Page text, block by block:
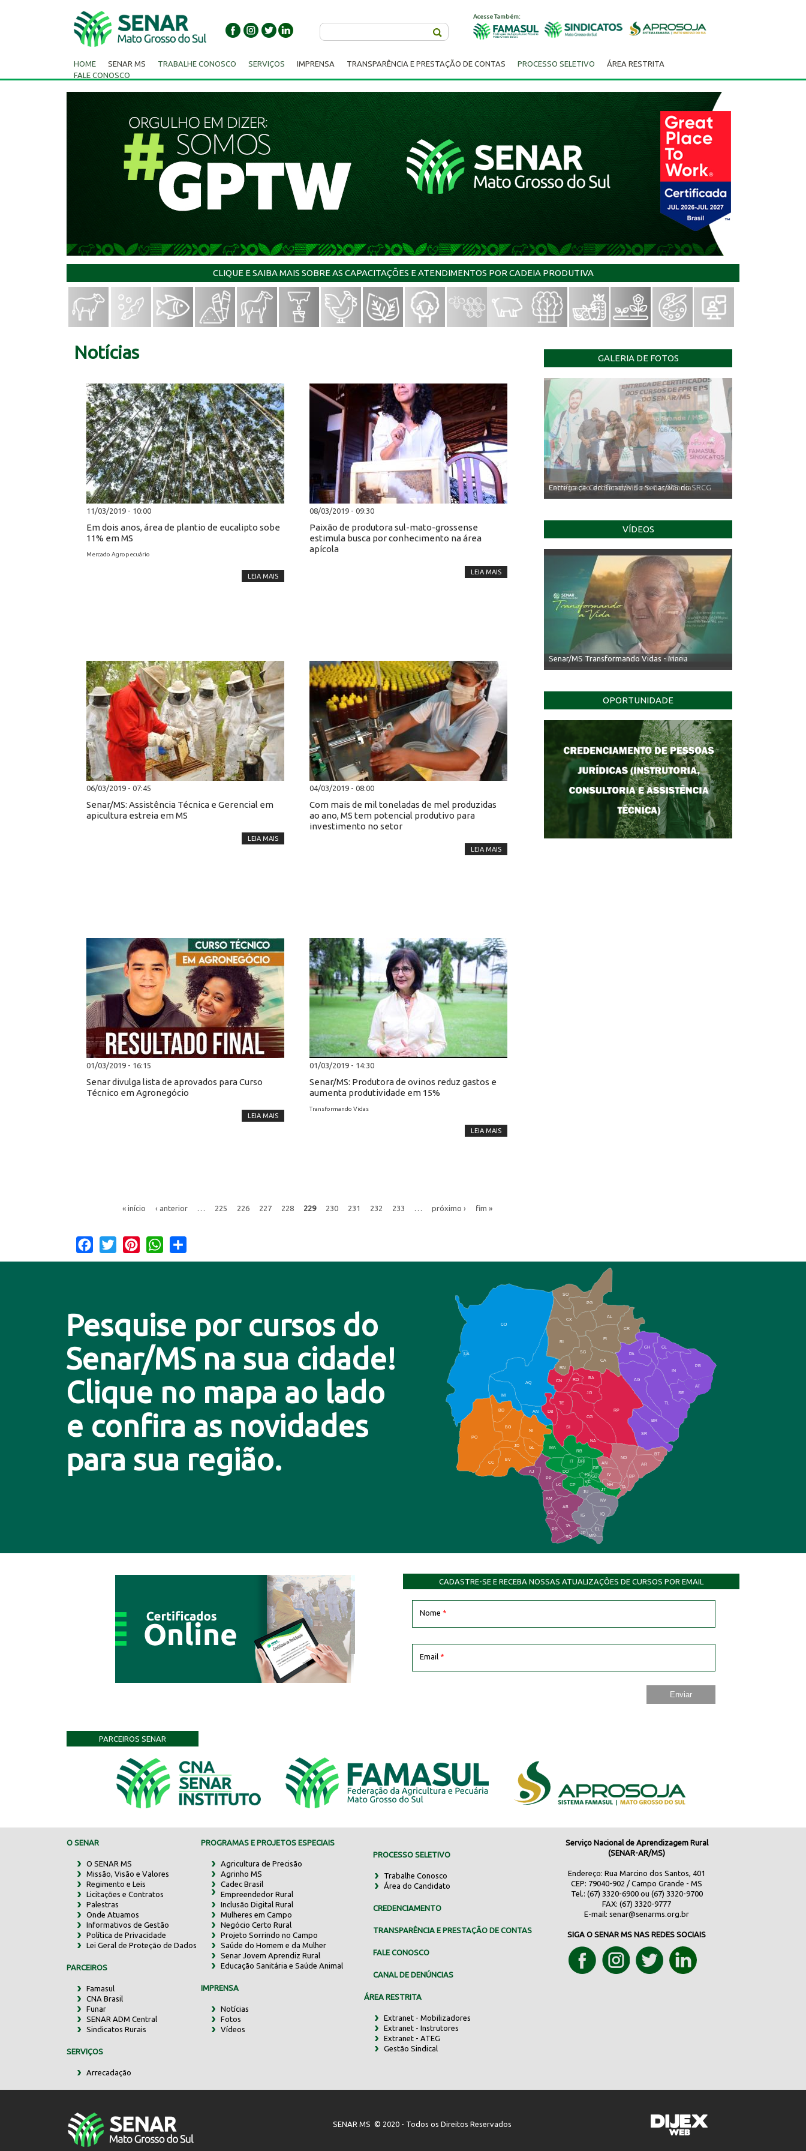
Acesse Também:
HOME SENAR MS TRABALHE CONOSCO SERVIÇOS IMPRENSA TRANSPARÊNCIA E PRESTAÇÃO DE CONTAS PROCESSO SELETIVO
ÁREA RESTRITA
FALE CONOSCO
CLIQUE E SAIBA MAIS SOBRE AS CAPACITAÇÕES E ATENDIMENTOS POR CADEIA PRODUTIVA
GALERIA DE FOTOS
Entrega de Certificados do Senar/MS no SRCG
VÍDEOS
Senar/MS Transformando Vidas - Irineu
OPORTUNIDADE
Notícias
11/03/2019 - 10:00
Em dois anos, área de plantio de eucalipto sobe
11% em MS
Mercado Agropecuário
LEIA MAIS
08/03/2019 - 09:30
Paixão de produtora sul-mato-grossense
estimula busca por conhecimento na área
apícola
LEIA MAIS
06/03/2019 - 07:45
Senar/MS: Assistência Técnica e Gerencial em
apicultura estreia em MS
LEIA MAIS
04/03/2019 - 08:00
Com mais de mil toneladas de mel produzidas
ao ano, MS tem potencial produtivo para
investimento no setor
LEIA MAIS
01/03/2019 - 16:15
Senar divulga lista de aprovados para Curso
Técnico em Agronegócio
LEIA MAIS
01/03/2019 - 14:30
Senar/MS: Produtora de ovinos reduz gastos e
aumenta produtividade em 15%
Transformando Vidas
LEIA MAIS
« início ‹ anterior 225 226 227 228 229 230 231 232 233 próximo › fim »
Facebook
Twitter PinterestWhatsApp
Pesquise por cursos do
Senar/MS na sua cidade!
Clique no mapa ao lado
e confira as novidades
para sua região.
CO
AQ
MI
AN
CX
RI
AL
CR
FI
SG
BA
CA
PA
CH CL
PB
SE
TL
AG
BR
SR
BT
AR
RP
RO
JG
CG
SI
NA
TA
NH
JT
RB
MA
IT
DR
DO
CP
JU
NV
IQ
EL
BD
BO
NI
JD
PO
BV
CC
PP
AJ
LC
AM
AB
JP
DB
TE
CS
PR
TA
SQ
IG
MN
IN
NO
BP
RN
CN
GL
AN
IV
FS
VC
GD
DE
AT
PG
SO
LA
CADASTRE-SE E RECEBA NOSSAS ATUALIZAÇÕES DE CURSOS POR EMAIL
Nome *
Email *
PARCEIROS SENAR
O SENAR
O SENAR MS
Missão, Visão e Valores
Regimento e Leis
Licitações e Contratos
Palestras
Onde Atuamos
Informativos de Gestão
Política de Privacidade
Lei Geral de Proteção de Dados
PARCEIROS
Famasul
CNA Brasil
Funar
SENAR ADM Central
Sindicatos Rurais
SERVIÇOS
Arrecadação
PROGRAMAS E PROJETOS ESPECIAIS
Agricultura de Precisão
Agrinho MS
Cadec Brasil
Empreendedor Rural
Inclusão Digital Rural
Mulheres em Campo
Negócio Certo Rural
Projeto Sorrindo no Campo
Saúde do Homem e da Mulher
Senar Jovem Aprendiz Rural
Educação Sanitária e Saúde Animal
IMPRENSA
Notícias
Fotos
Vídeos
PROCESSO SELETIVO
Trabalhe Conosco
Área do Candidato
CREDENCIAMENTO
TRANSPARÊNCIA E PRESTAÇÃO DE CONTAS
FALE CONOSCO
CANAL DE DENÚNCIAS
ÁREA RESTRITA
Extranet - Mobilizadores
Extranet - Instrutores
Extranet - ATEG
Gestão Sindical
Serviço Nacional de Aprendizagem Rural
(SENAR-AR/MS)
Endereço: Rua Marcino dos Santos, 401
CEP: 79040-902 / Campo Grande - MS
Tel.: (67) 3320-6900 ou (67) 3320-9700
FAX: (67) 3320-9777
E-mail:senar@senarms.org.br
SIGA O SENAR MS NAS REDES SOCIAIS
SENAR MS © 2020 - Todos os Direitos Reservados